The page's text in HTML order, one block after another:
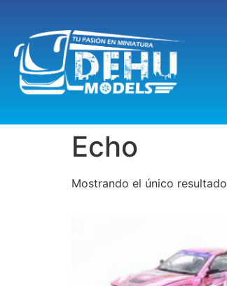
Echo
Mostrando el único resultado